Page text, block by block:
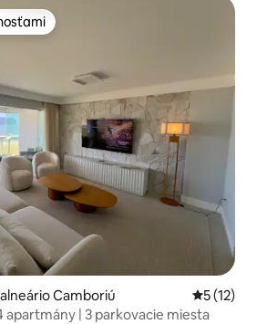
hosťami
Camboriú
5 (12)
apartmány | 3 parkovacie miesta